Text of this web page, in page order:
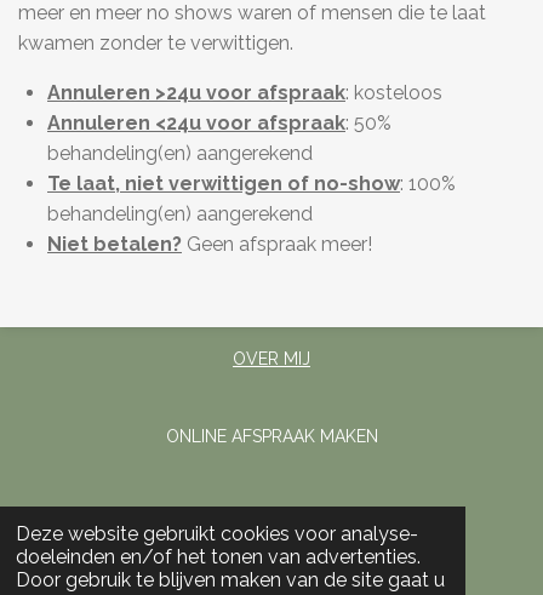
Deze website gebruikt cookies voor analyse-
doeleinden en/of het tonen van advertenties.
Door gebruik te blijven maken van de site gaat u
meer en meer no shows waren of mensen die te laat
kwamen zonder te verwittigen.
Annuleren >24u voor afspraak: kosteloos
Annuleren <24u voor afspraak: 50%
behandeling(en) aangerekend
Te laat, niet verwittigen of no-show: 100%
behandeling(en) aangerekend
Niet betalen? Geen afspraak meer!
OVER MIJ
ONLINE AFSPRAAK MAKEN
MEDISCHE PEDICURE